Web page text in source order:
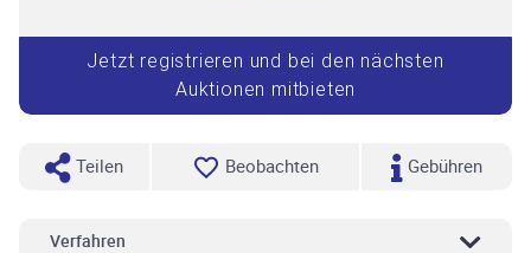
Jetzt registrieren und bei den nächsten
Auktionen mitbieten
Teilen Beobachten Gebühren
Verfahren